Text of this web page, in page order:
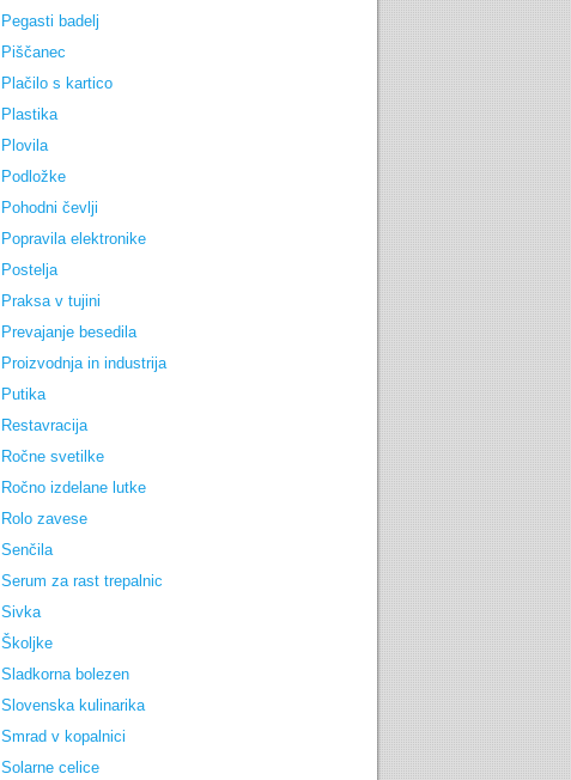
Pegasti badelj
Piščanec
Plačilo s kartico
Plastika
Plovila
Podložke
Pohodni čevlji
Popravila elektronike
Postelja
Praksa v tujini
Prevajanje besedila
Proizvodnja in industrija
Putika
Restavracija
Ročne svetilke
Ročno izdelane lutke
Rolo zavese
Senčila
Serum za rast trepalnic
Sivka
Školjke
Sladkorna bolezen
Slovenska kulinarika
Smrad v kopalnici
Solarne celice